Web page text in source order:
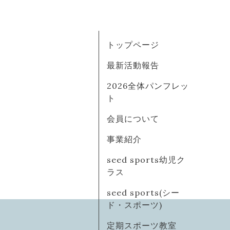
トップページ
最新活動報告
2026全体パンフレッ
ト
会員について
事業紹介
seed sports幼児ク
ラス
seed sports(シー
ド・スポーツ)
定期スポーツ教室